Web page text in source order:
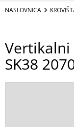
NASLOVNICA
Vertikalni
SK38